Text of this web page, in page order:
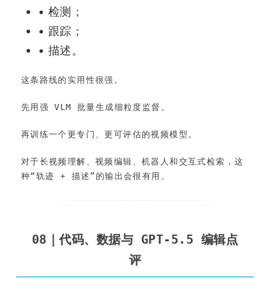
• 检测；
• 跟踪；
• 描述。
这条路线的实用性很强。
先用强 VLM 批量生成细粒度监督。
再训练一个更专门、更可评估的视频模型。
对于长视频理解、视频编辑、机器人和交互式检索，这
种“轨迹 + 描述”的输出会很有用。
08｜代码、数据与 GPT-5.5 编辑点
评